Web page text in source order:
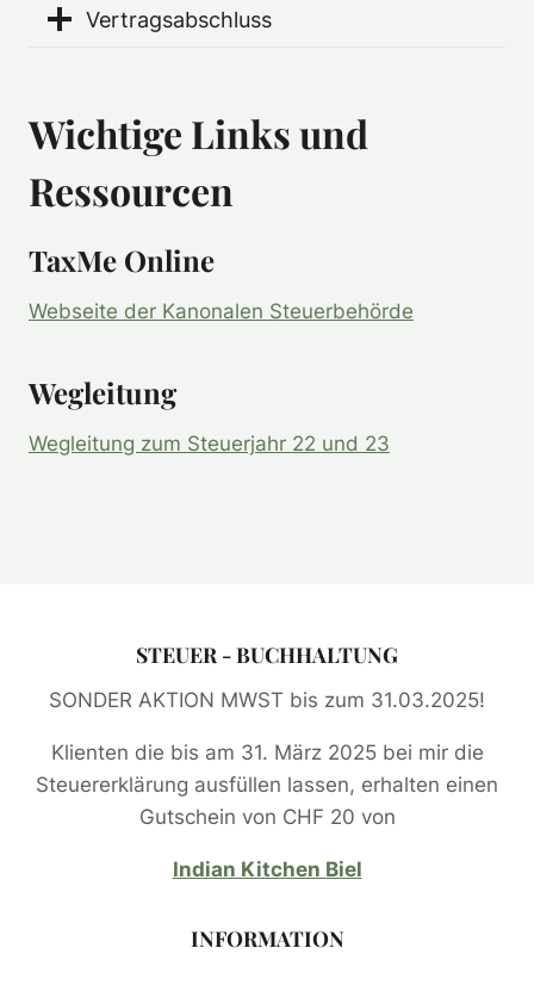
Vertragsabschluss
Wichtige Links und
Ressourcen
TaxMe Online
Webseite der Kanonalen Steuerbehörde
Wegleitung
Wegleitung zum Steuerjahr 22 und 23
STEUER - BUCHHALTUNG
SONDER AKTION MWST bis zum 31.03.2025!
Klienten die bis am 31. März 2025 bei mir die
Steuererklärung ausfüllen lassen, erhalten einen
Gutschein von CHF 20 von
Indian Kitchen Biel
INFORMATION